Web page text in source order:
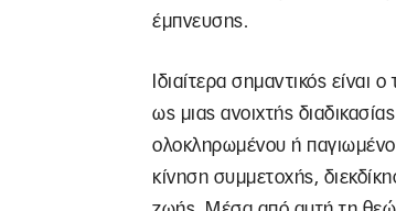
έμπνευσης.
Ιδιαίτερα σημαντικός είναι
ως μιας ανοιχτής
ολοκληρωμένου ή
κίνηση συμμετοχής,